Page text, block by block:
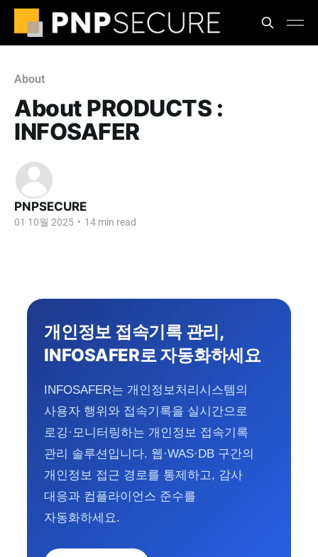
About
About PRODUCTS :
INFOSAFER
PNPSECURE
01 10월 2025 • 14 min read
개인정보 접속기록 관리,
INFOSAFER로 자동화하세요
INFOSAFER는 개인정보처리시스템의
사용자 행위와 접속기록을 실시간으로
로깅·모니터링하는 개인정보 접속기록
관리 솔루션입니다. 웹·WAS·DB 구간의
개인정보 접근 경로를 통제하고, 감사
대응과 컴플라이언스 준수를
자동화하세요.